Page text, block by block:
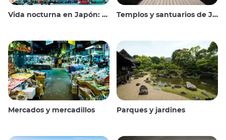
Vida nocturna en Japón: salir, ver y beber Templos y santuarios de Japón
Mercados y mercadillos Parques y jardines